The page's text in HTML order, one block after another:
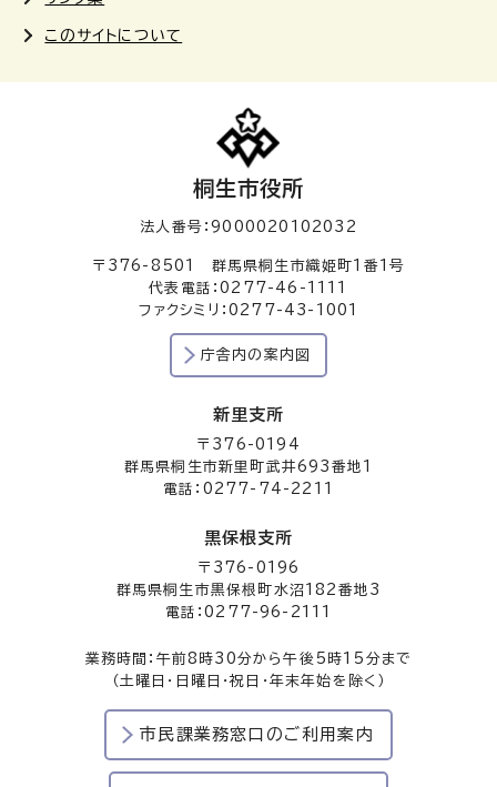
このサイトについて
桐生市役所
法人番号：9000020102032
〒376-8501 群馬県桐生市織姫町1番1号
代表電話：0277-46-1111
ファクシミリ：0277-43-1001
庁舎内の案内図
新里支所
〒376-0194
群馬県桐生市新里町武井693番地1
電話：0277-74-2211
黒保根支所
〒376-0196
群馬県桐生市黒保根町水沼182番地3
電話：0277-96-2111
業務時間：午前8時30分から午後5時15分まで
（土曜日・日曜日・祝日・年末年始を除く）
市民課業務窓口のご利用案内